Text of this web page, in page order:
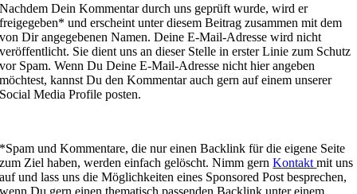
Nachdem Dein Kommentar durch uns geprüft wurde, wird er
freigegeben* und erscheint unter diesem Beitrag zusammen mit dem
von Dir angegebenen Namen. Deine E-Mail-Adresse wird nicht
veröffentlicht. Sie dient uns an dieser Stelle in erster Linie zum Schutz
vor Spam. Wenn Du Deine E-Mail-Adresse nicht hier angeben
möchtest, kannst Du den Kommentar auch gern auf einem unserer
Social Media Profile posten.
*Spam und Kommentare, die nur einen Backlink für die eigene Seite
zum Ziel haben, werden einfach gelöscht. Nimm gernKontaktmit uns
auf und lass uns die Möglichkeiten eines Sponsored Post besprechen,
wenn Du gern einen thematisch passenden Backlink unter einem